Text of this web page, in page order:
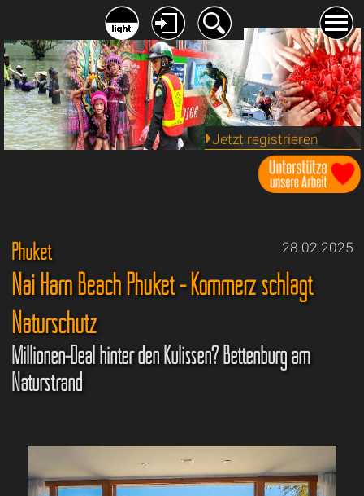
Jetzt registrieren
28.02.2025
Phuket
Nai Harn Beach Phuket - Kommerz schlägt
Naturschutz
Millionen-Deal hinter den Kulissen? Bettenburg am
Naturstrand